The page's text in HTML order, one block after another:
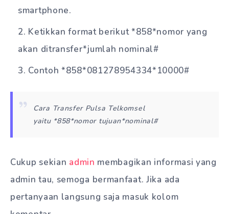
smartphone.
Ketikkan format berikut *858*nomor yang
akan ditransfer*jumlah nominal#
Contoh *858*081278954334*10000#
Cara Transfer Pulsa Telkomsel
yaitu *858*nomor tujuan*nominal#
Cukup sekian admin membagikan informasi yang
admin tau, semoga bermanfaat. Jika ada
pertanyaan langsung saja masuk kolom